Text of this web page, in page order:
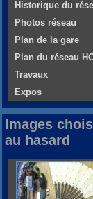
Historique du
Photos réseau
Plan de la gare
Plan du réseau
Travaux
Expos
Images
au hasard